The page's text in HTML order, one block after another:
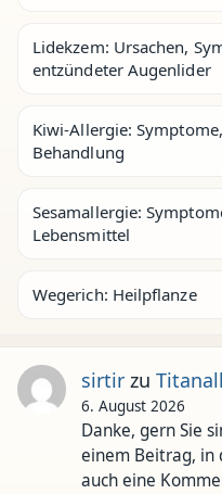
Lidekzem: Ursachen,
entzündeter Augenlider
Kiwi-Allergie:
Behandlung
Sesamallergie:
Lebensmittel
Wegerich: Heilpflanze
sirtirzu
6. August 2026
Danke, gern Sie
einem Beitrag, in
auch eine